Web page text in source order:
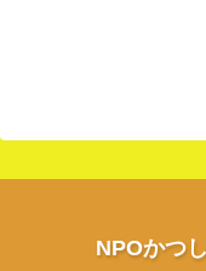
NPOかつ